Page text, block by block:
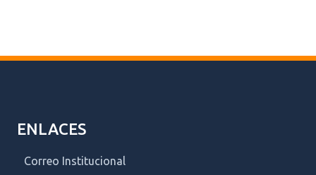
ENLACES
Correo Institucional